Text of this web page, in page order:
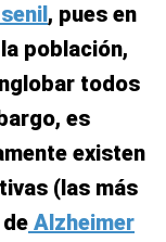
, pues en
población,
todos
es
existen
(las más
Alzheimer